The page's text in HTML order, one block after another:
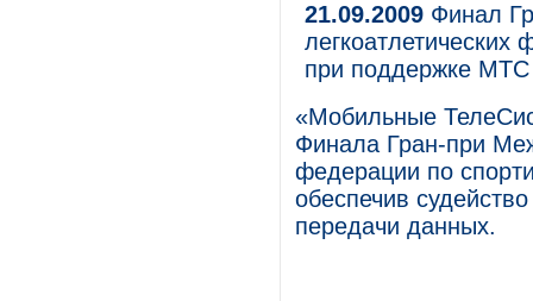
21.09.2009 Финал
легкоатлетических
при поддержке
«Мобильные
Финала Гран-при
федерации по
обеспечив
передачи данных.